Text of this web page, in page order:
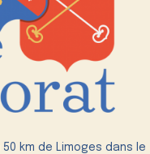
km de Limoges dans le